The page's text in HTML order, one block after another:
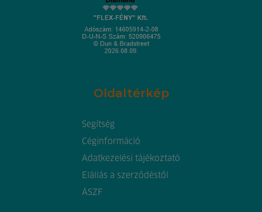
Oldaltérkép
Segítség
Céginformáció
Adatkezelési tájékoztató
Elállás a szerződéstől
ÁSZF